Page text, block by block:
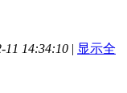
11 14:34:10 | 显示全